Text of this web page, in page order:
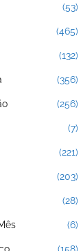
(53)
(465)
(132)
(356)
(256)
(7)
(221)
(203)
(28)
(6)